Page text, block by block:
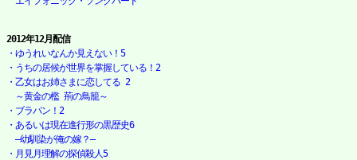
2012年12月配信
・ゆうれいなんか見えない！5
・うちの居候が世界を掌握している！2
・乙女はお姉さまに恋してる 2
～黄金の檻 荊の鳥籠～
・ブラパン！2
・あるいは現在進行形の黒歴史6
―幼馴染が俺の嫁？―
・月見月理解の探偵殺人5